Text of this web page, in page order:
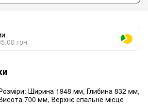
грн
Ширина 1948 мм, Глибина 832 мм,
700 мм, Верхнє спальне місце